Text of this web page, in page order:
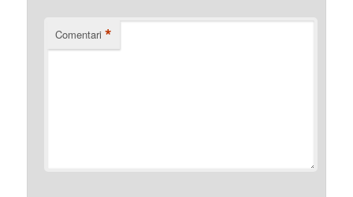
Comentari *